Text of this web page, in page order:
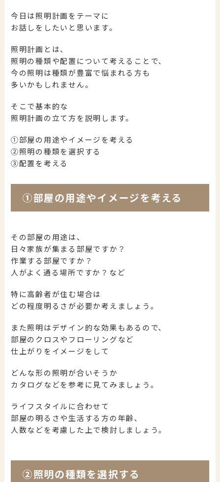
今日は照明計画をテーマに
お話しをしたいと思います。
照明計画とは、
照明の種類や配置について考えることで、
今の照明は種類が豊富で悩まれる方も
多いかもしれません。
そこで基本的な
照明計画の立て方を説明します。
①部屋の用途やイメージを考える
②照明の種類を選択する
③配置を考える
①部屋の用途やイメージを考える
その部屋の用途は、
日々家族が集まる部屋ですか？
作業する部屋ですか？
人がよく通る場所ですか？など
特に高齢者が住む場合は
どの程度明るさが必要か考えましょう。
また照明はデザイン的な効果もあるので、
部屋のクロスやフローリングなど
仕上がりをイメージをして
どんな形の照明が合いそうか
カタログなどを参考に見てみましょう。
ライフスタイルに合わせて
部屋の明るさや生活する方の年齢、
人数などを考慮した上で検討しましょう。
②照明の種類を選択する